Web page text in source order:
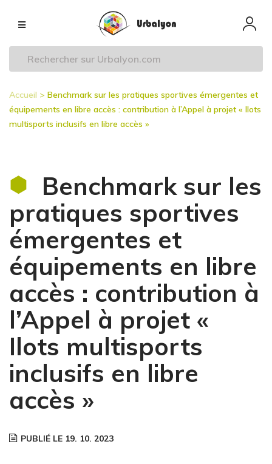
principal
Navigation
principale
Fil
d'Ariane
Accueil
Benchmark sur les pratiques sportives émergentes et
équipements en libre accès : contribution à l’Appel à projet « Ilots
multisports inclusifs en libre accès »
Benchmark sur les
pratiques sportives
émergentes et
équipements en libre
accès : contribution à
l’Appel à projet «
Ilots multisports
inclusifs en libre
accès »
PUBLIÉ LE 19. 10. 2023